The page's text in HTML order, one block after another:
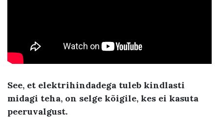
See, et elektrihindadega tuleb kindlasti
midagi teha, on selge kõigile, kes ei kasuta
peeruvalgust.